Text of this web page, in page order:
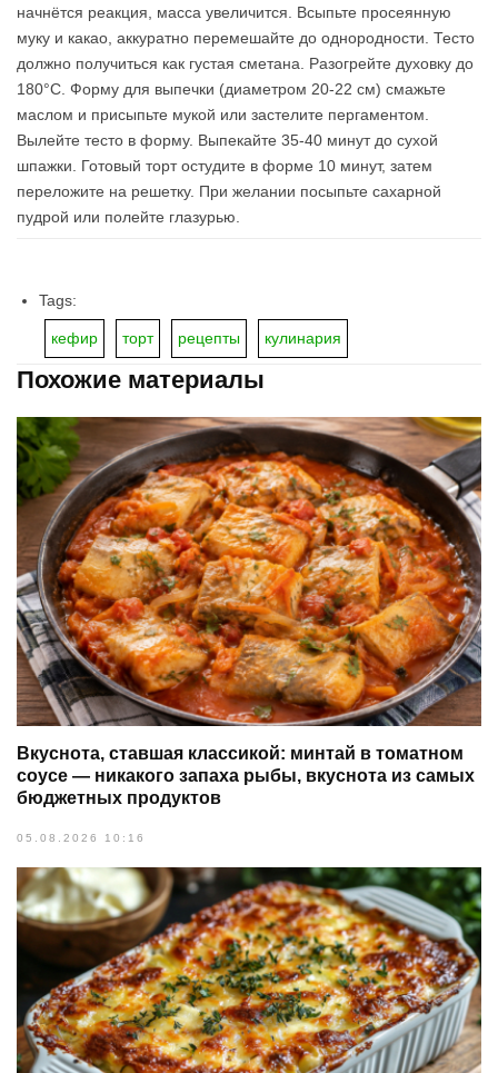
начнётся реакция, масса увеличится. Всыпьте просеянную
муку и какао, аккуратно перемешайте до однородности. Тесто
должно получиться как густая сметана. Разогрейте духовку до
180°C. Форму для выпечки (диаметром 20-22 см) смажьте
маслом и присыпьте мукой или застелите пергаментом.
Вылейте тесто в форму. Выпекайте 35-40 минут до сухой
шпажки. Готовый торт остудите в форме 10 минут, затем
переложите на решетку. При желании посыпьте сахарной
пудрой или полейте глазурью.
Tags:
кефир торт рецепты кулинария
Похожие материалы
Вкуснота, ставшая классикой: минтай в томатном
соусе — никакого запаха рыбы, вкуснота из самых
бюджетных продуктов
05.08.2026 10:16